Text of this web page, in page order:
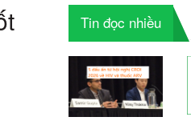
Tin đọc nhiều